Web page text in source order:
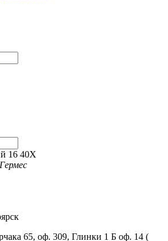
16 40Х
65, оф. 309, Глинки 1 Б оф. 14 (